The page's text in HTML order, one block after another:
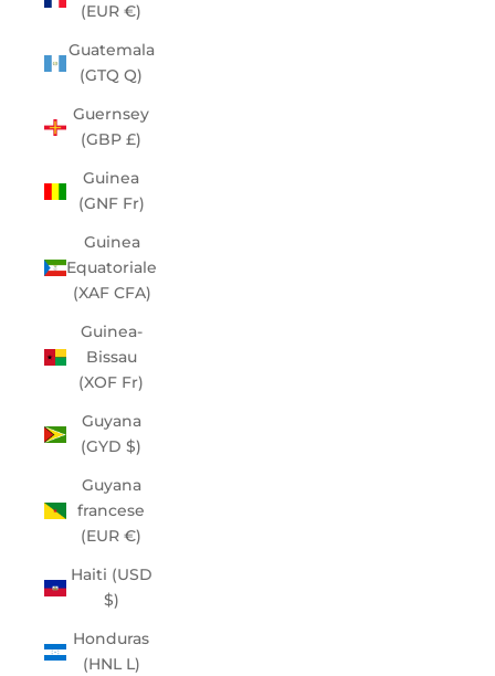
(EUR €)
Guatemala
(GTQ Q)
Guernsey
(GBP £)
Guinea
(GNF Fr)
Guinea
Equatoriale
(XAF CFA)
Guinea-
Bissau
(XOF Fr)
Guyana
(GYD $)
Guyana
francese
(EUR €)
Haiti (USD
$)
Honduras
(HNL L)